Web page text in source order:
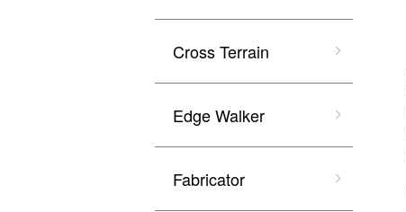
Cross Terrain
Edge Walker
Fabricator